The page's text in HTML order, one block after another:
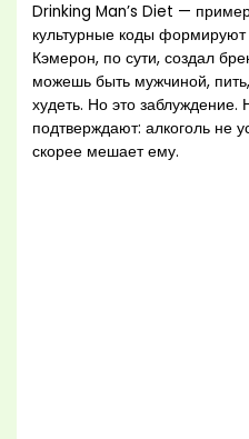
Drinking Man’s Diet — пример
культурные коды
Кэмерон, по сути, создал
можешь быть мужчиной,
худеть. Но это
подтверждают: алкоголь не
скорее мешает ему.